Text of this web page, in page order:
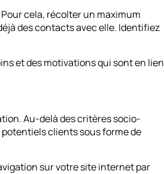
cela, récolter un maximum
des contacts avec elle. Identifiez
et des motivations qui sont en lien
Au-delà des critères socio-
clients sous forme de
sur votre site internet par